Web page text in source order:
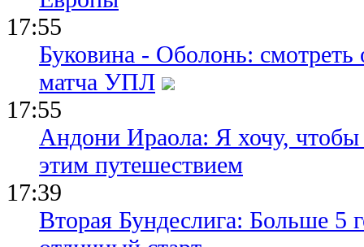
17:55
Буковина - Оболонь:
матча УПЛ
17:55
Андони Ираола: Я хочу, чтобы
этим путешествием
17:39
Вторая Бундеслига: Больше 5